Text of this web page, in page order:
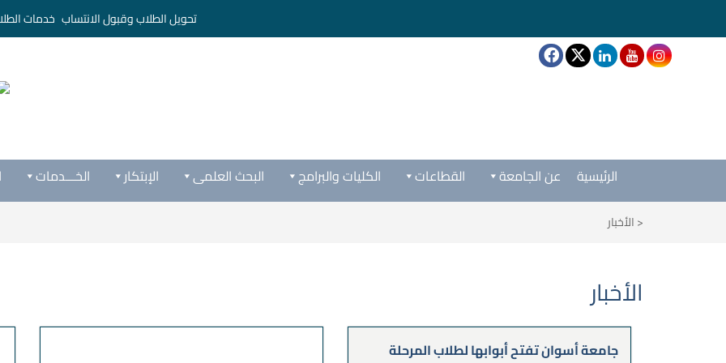
تحويل الطلاب وقبول الانتساب خدمات
الخـــدمات الإبتكار البحث العلمى الكليات والبرامج القطاعات عن الجامعة الرئيسية
<الأخبار
الأخبار
جامعة أسوان تفتح أبوابها لطلاب المرحلة